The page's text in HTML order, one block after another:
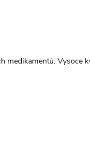
medikamentů. Vysoce